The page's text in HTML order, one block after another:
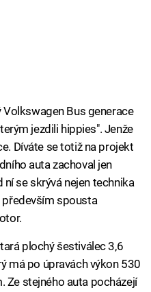
Bus generace
jezdili hippies". Jenže
Díváte se totiž na projekt
auta zachoval jen
ní se skrývá nejen technika
především spousta
plochý šestiválec 3,6
má po úpravách výkon 530
Ze stejného auta pocházejí